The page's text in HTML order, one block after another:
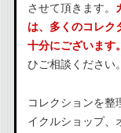
させて頂きます。
は、多くのコレク
十分にございます。
ひご相談ください。
コレクションを整
イクルショップ、